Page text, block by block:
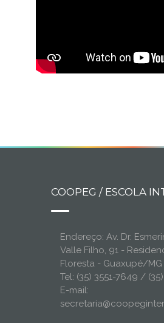
COOPEG / ESCOLA
Endereço: Av. Dr.
Valle Filho, 91 -
Floresta - Guaxupé/MG
Tel: (35) 3551-7649 /
E-mail: